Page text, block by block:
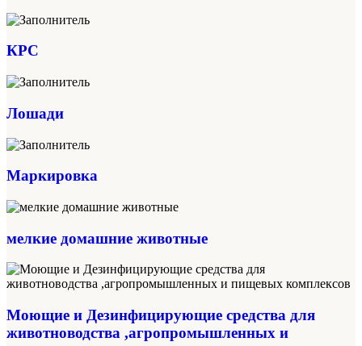
КРС
Лошади
Маркировка
мелкие домашние животные
Моющие и Дезинфицирующие средства для
животноводства ,агропромышленных и